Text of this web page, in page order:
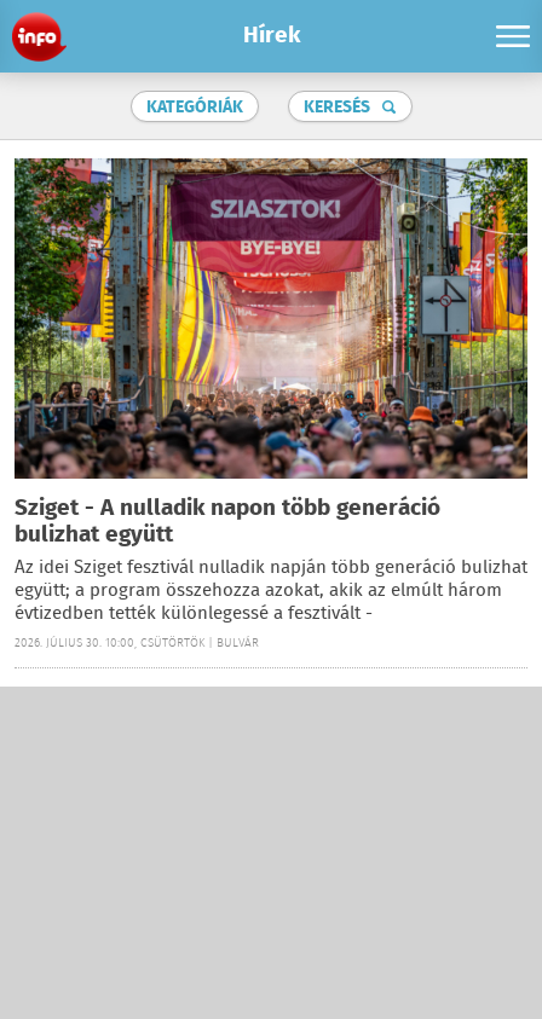
Hírek
KATEGÓRIÁK KERESÉS
Sziget - A nulladik napon több generáció
bulizhat együtt
Az idei Sziget fesztivál nulladik napján több generáció bulizhat
együtt; a program összehozza azokat, akik az elmúlt három
évtizedben tették különlegessé a fesztivált -
2026. JÚLIUS 30. 10:00, CSÜTÖRTÖK | BULVÁR